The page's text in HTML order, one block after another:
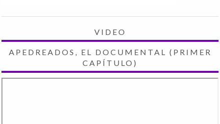
VIDEO
APEDREADOS, EL DOCUMENTAL (PRIMER
CAPÍTULO)